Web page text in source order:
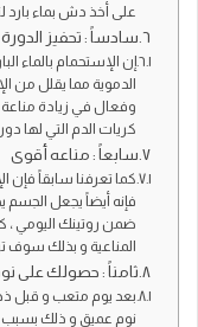
على أخذ دش بماء بارد
سادساً : تحفيز الدورة
إن الإستحمام بالماء
الدموية مما يقلل من
وفعال في زيادة مناعة
كريات الدم التي لها
سابعاً : مناعه أقوى
كما تعرفنا سابقاً فإن
فإنه أيضاً يجعل الجسم
ضمن روتينك اليومي ،
المناعية و بذلك سوف
ثامناً : حصولك على
بعد يوم متعب و قبل
نوم عميق و ذلك بسبب